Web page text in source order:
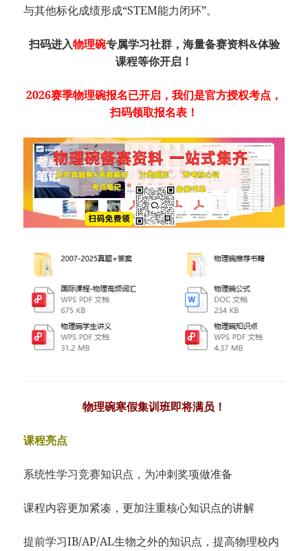
与其他标化成绩形成“STEM能力闭环”。
扫码进入物理碗专属学习社群，海量备赛资料&体验
课程等你开启！
2026赛季物理碗报名已开启，我们是官方授权考点，
扫码领取报名表！
物理碗寒假集训班即将满员！
课程亮点
系统性学习竞赛知识点，为冲刺奖项做准备
课程内容更加紧凑，更加注重核心知识点的讲解
提前学习IB/AP/AL生物之外的知识点，提高物理校内